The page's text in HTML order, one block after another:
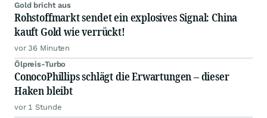
Gold bricht aus
Rohstoffmarkt sendet ein explosives Signal: China
kauft Gold wie verrückt!
vor 36 Minuten
Ölpreis-Turbo
ConocoPhillips schlägt die Erwartungen – dieser
Haken bleibt
vor 1 Stunde